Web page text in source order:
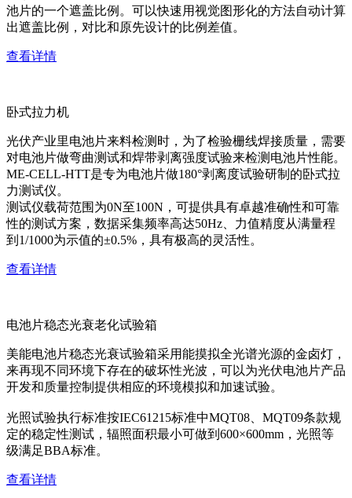
池片的一个遮盖比例。可以快速用视觉图形化的方法自动计算
出遮盖比例，对比和原先设计的比例差值。
查看详情
卧式拉力机
光伏产业里电池片来料检测时，为了检验栅线焊接质量，需要
对电池片做弯曲测试和焊带剥离强度试验来检测电池片性能。
ME-CELL-HTT是专为电池片做180°剥离度试验研制的卧式拉
力测试仪。
测试仪载荷范围为0N至100N，可提供具有卓越准确性和可靠
性的测试方案，数据采集频率高达50Hz、力值精度从满量程
到1/1000为示值的±0.5%，具有极高的灵活性。
查看详情
电池片稳态光衰老化试验箱
美能电池片稳态光衰试验箱采用能摸拟全光谱光源的金卤灯，
来再现不同环境下存在的破坏性光波，可以为光伏电池片产品
开发和质量控制提供相应的环境模拟和加速试验。
光照试验执行标准按IEC61215标准中MQT08、MQT09条款规
定的稳定性测试，辐照面积最小可做到600×600mm，光照等
级满足BBA标准。
查看详情